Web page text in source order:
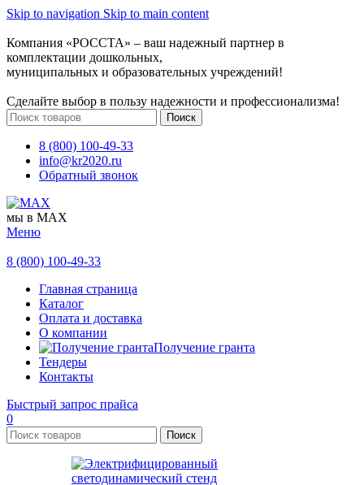
Skip to navigation Skip to main content
Компания «РОССТА» – ваш надежный партнер в
комплектации дошкольных,
муниципальных и образовательных учреждений!
Сделайте выбор в пользу надежности и профессионализма!
Поиск
8 (800) 100-49-33
info@kr2020.ru
Обратный звонок
мы в MAX
Меню
8 (800) 100-49-33
Главная страница
Каталог
Оплата и доставка
О компании
Получение гранта
Тендеры
Контакты
Быстрый запрос прайса
0
Поиск